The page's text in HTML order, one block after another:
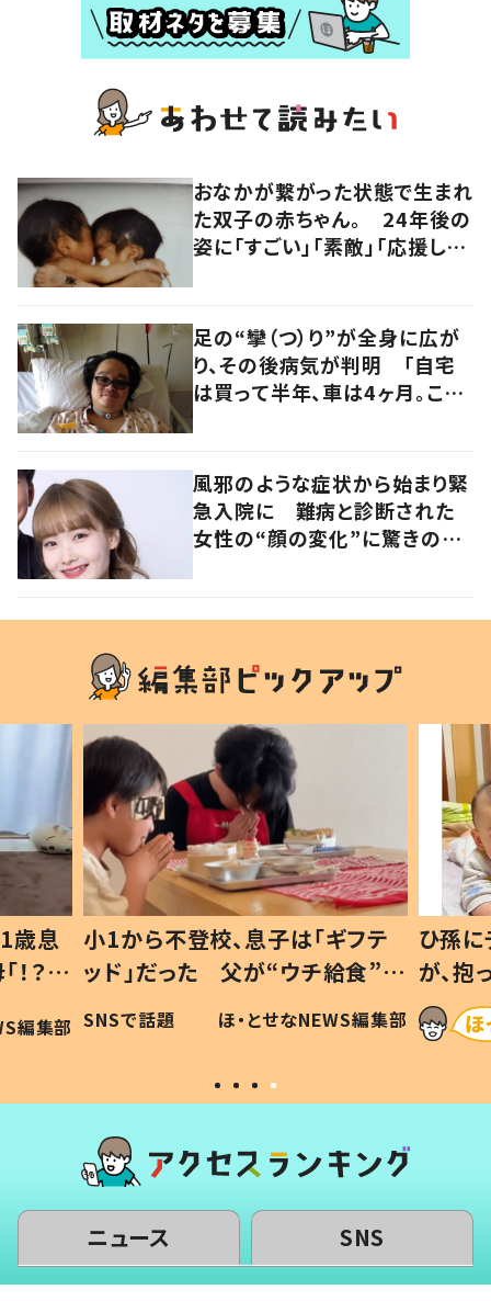
おなかが繋がった状態で生まれ
た双子の赤ちゃん。 24年後の
姿に「すごい」「素敵」「応援して
足の“攣（つ）り”が全身に広が
り、その後病気が判明 「自宅
は買って半年、車は4ヶ月。この
聞いた
風邪のような症状から始まり緊
急入院に 難病と診断された
女性の“顔の変化”に驚きの
歳息
？」
編集部
小1から不登校、息子は「ギフテ
ッド」だった 父が“ウチ給食”を
作り続ける理由とは #令和の親
#令和の子
SNSで話題 ほ・とせなNEWS編集部
ひ孫
が、
「涙が
い」
ニュース SNS